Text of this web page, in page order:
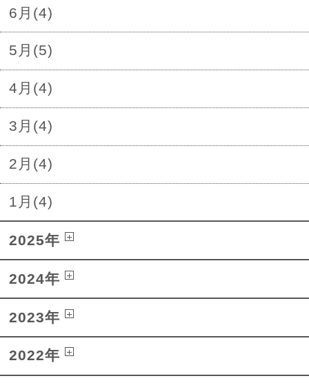
6月(4)
5月(5)
4月(4)
3月(4)
2月(4)
1月(4)
2025年
2024年
2023年
2022年